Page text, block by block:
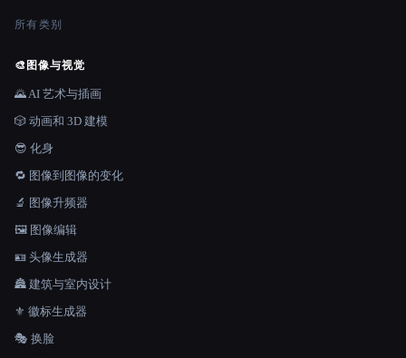
所有类别
🎨 图像与视觉
🌄 AI 艺术与插画
🎲 动画和 3D 建模
😎 化身
🔁 图像到图像的变化
🔬 图像升频器
🖼️ 图像编辑
🪪 头像生成器
🏯 建筑与室内设计
⚜️ 徽标生成器
🎭 换脸